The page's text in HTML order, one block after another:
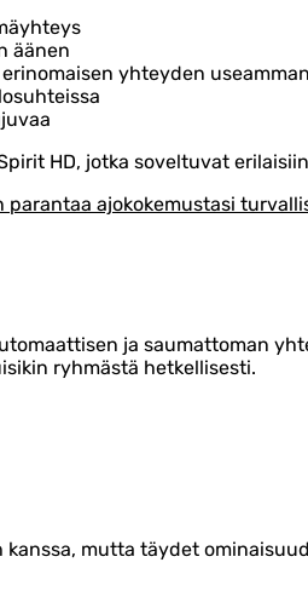
äänen
yhteyden
HD, jotka soveltuvat
parantaa ajokokemustasi
ja saumattoman
ryhmästä hetkellisesti.
mutta täydet